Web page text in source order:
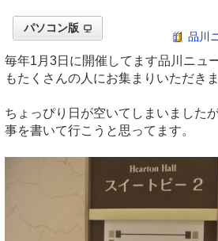
パソコン版
品川
毎年1月3日に開催してます品川ニュ
もたくさんの人にお集まりいただきま
ちょっぴり日が空いてしまいました
事を書いて行こうと思ってます。